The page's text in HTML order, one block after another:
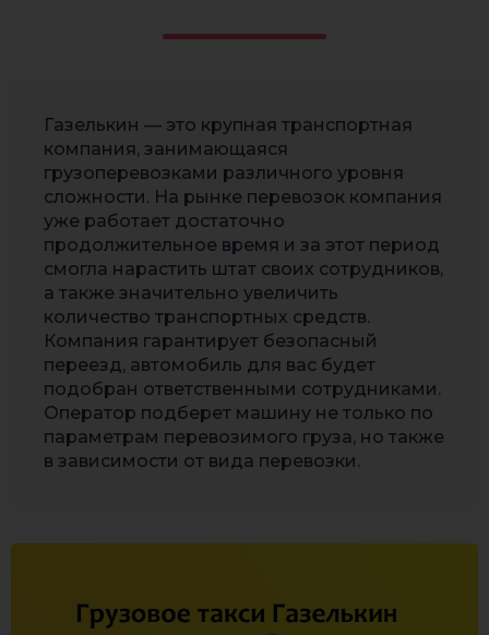
Газелькин — это крупная транспортная
компания, занимающаяся
грузоперевозками различного уровня
сложности. На рынке перевозок компания
уже работает достаточно
продолжительное время и за этот период
смогла нарастить штат своих сотрудников,
а также значительно увеличить
количество транспортных средств.
Компания гарантирует безопасный
переезд, автомобиль для вас будет
подобран ответственными сотрудниками.
Оператор подберет машину не только по
параметрам перевозимого груза, но также
в зависимости от вида перевозки.